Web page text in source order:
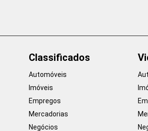
Classificados
Automóveis
Imóveis
Empregos
Mercadorias
Negócios